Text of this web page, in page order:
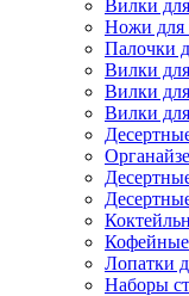
Вилки
Ножи для
Палочки
Вилки
Вилки
Вилки
Лопатки
Наборы